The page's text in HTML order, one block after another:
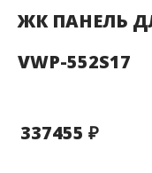
ЖК ПАНЕЛЬ
VWP-552S17
337455 ₽